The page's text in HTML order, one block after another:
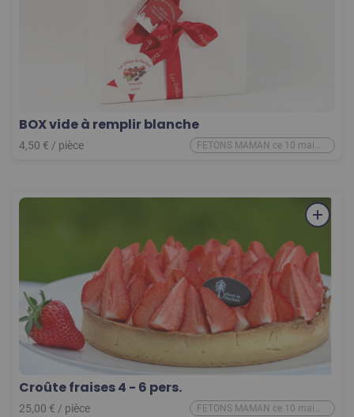
BOX vide à remplir blanche
4,50 € / pièce
FETONS MAMAN ce 10 mai
2026
Croûte fraises 4 - 6 pers.
25,00 € / pièce
FETONS MAMAN ce 10 mai